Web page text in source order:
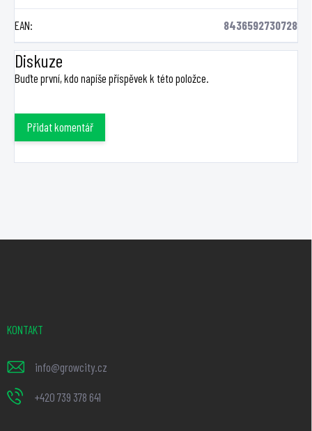
EAN: 8436592730728
Diskuze
Buďte první, kdo napíše příspěvek k této položce.
Přidat komentář
KONTAKT
info@growcity.cz
+420 739 378 641